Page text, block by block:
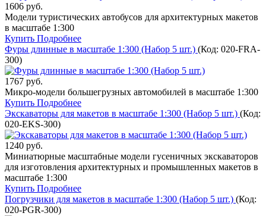
1606 руб.
Модели туристических автобусов для архитектурных макетов
в масштабе 1:300
Купить Подробнее
Фуры длинные в масштабе 1:300 (Набор 5 шт.) (Код: 020-FRA-
300)
1767 руб.
Микро-модели большегрузных автомобилей в масштабе 1:300
Купить Подробнее
Экскаваторы для макетов в масштабе 1:300 (Набор 5 шт.) (Код:
020-EKS-300)
1240 руб.
Миниатюрные масштабные модели гусеничных экскаваторов
для изготовления архитектурных и промышленных макетов в
масштабе 1:300
Купить Подробнее
Погрузчики для макетов в масштабе 1:300 (Набор 5 шт.) (Код:
020-PGR-300)